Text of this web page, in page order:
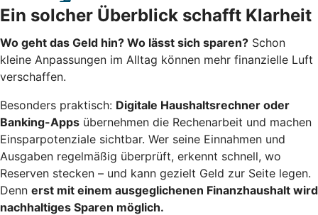
Ein solcher Überblick schafft Klarheit
Wo geht das Geld hin? Wo lässt sich sparen? Schon
kleine Anpassungen im Alltag können mehr finanzielle Luft
verschaffen.
Besonders praktisch: Digitale Haushaltsrechner oder
Banking-Apps übernehmen die Rechenarbeit und machen
Einsparpotenziale sichtbar. Wer seine Einnahmen und
Ausgaben regelmäßig überprüft, erkennt schnell, wo
Reserven stecken – und kann gezielt Geld zur Seite legen.
Denn erst mit einem ausgeglichenen Finanzhaushalt wird
nachhaltiges Sparen möglich.